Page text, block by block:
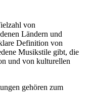
von
Ländern und
Definition von
Musikstile gibt, die
und von kulturellen
gehören zum